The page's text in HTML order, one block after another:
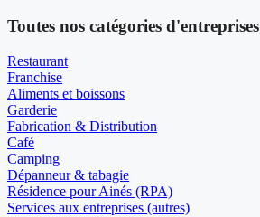
Toutes nos catégories d'entreprises
Restaurant
Franchise
Aliments et boissons
Garderie
Fabrication & Distribution
Café
Camping
Dépanneur & tabagie
Résidence pour Ainés (RPA)
Services aux entreprises (autres)